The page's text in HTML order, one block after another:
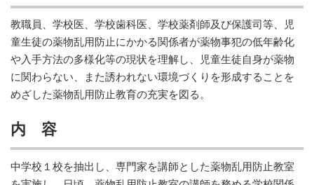
教職員、学校医、学校歯科医、学校薬剤師及び保護司等、児
童生徒の薬物乱用防止にかかる関係者が薬物事犯の低年齢化
や入手方法の多様化等の現状を理解し、児童生徒自身が薬物
に関わらない、また誘われない環境づくりを形成することを
めざした薬物乱用防止教育の充実を図る。
内 容
中学校１校を抽出し、専門家を講師とした薬物乱用防止教室